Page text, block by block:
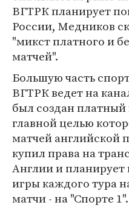
ВГТРК планирует
России, Медников
"микст платного и
матчей".
Большую часть
ВГТРК ведет на
был создан платный
главной целью
матчей английской
купил права на
Англии и планирует
игры каждого тура
матчи - на "Спорте 1".